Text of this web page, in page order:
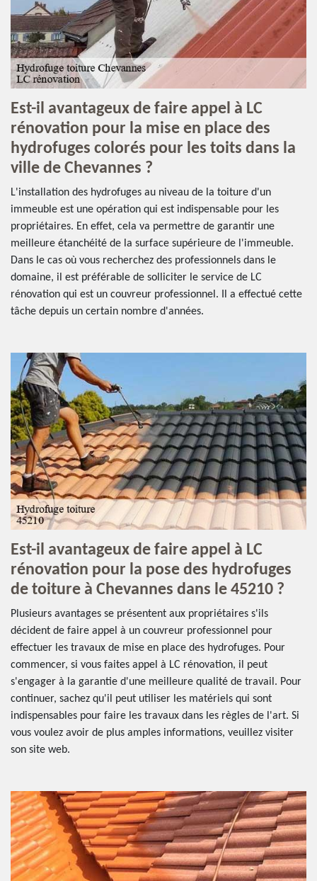
Est-il avantageux de faire appel à LC
rénovation pour la mise en place des
hydrofuges colorés pour les toits dans la
ville de Chevannes ?
L'installation des hydrofuges au niveau de la toiture d'un
immeuble est une opération qui est indispensable pour les
propriétaires. En effet, cela va permettre de garantir une
meilleure étanchéité de la surface supérieure de l'immeuble.
Dans le cas où vous recherchez des professionnels dans le
domaine, il est préférable de solliciter le service de LC
rénovation qui est un couvreur professionnel. Il a effectué cette
tâche depuis un certain nombre d'années.
Est-il avantageux de faire appel à LC
rénovation pour la pose des hydrofuges
de toiture à Chevannes dans le 45210 ?
Plusieurs avantages se présentent aux propriétaires s'ils
décident de faire appel à un couvreur professionnel pour
effectuer les travaux de mise en place des hydrofuges. Pour
commencer, si vous faites appel à LC rénovation, il peut
s'engager à la garantie d'une meilleure qualité de travail. Pour
continuer, sachez qu'il peut utiliser les matériels qui sont
indispensables pour faire les travaux dans les règles de l'art. Si
vous voulez avoir de plus amples informations, veuillez visiter
son site web.